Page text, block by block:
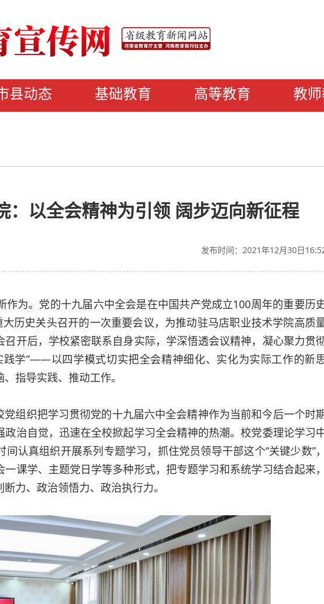
县动态 基础教育 高等教育 教
：以全会精神为引领 阔步迈向新征程
发布时间：2021年12月30日
为。党的十九届六中全会是在中国共产党成立100周年的重要历
历史关头召开的一次重要会议，为推动驻马店职业技术学院高质
开后，学校紧密联系自身实际，学深悟透会议精神，凝心聚力贯
践学”——以四学模式切实把全会精神细化、实化为实际工作的新
指导实践、推动工作。
党组织把学习贯彻党的十九届六中全会精神作为当前和今后一个时
治自觉，迅速在全校掀起学习全会精神的热潮。校党委理论学习
认真组织开展系列专题学习，抓住党员领导干部这个“关键少数”，
课学、主题党日学等多种形式，把专题学习和系统学习结合起来，
力、政治领悟力、政治执行力。